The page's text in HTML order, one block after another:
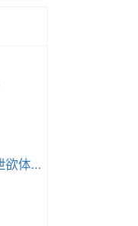
浙江-宁波海曙区 廉价熟女泄欲体验记